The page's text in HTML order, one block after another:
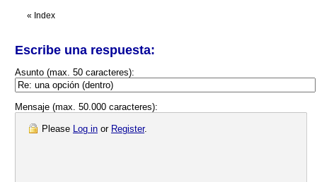
« Index
Escribe una respuesta:
Asunto (max. 50 caracteres):
Mensaje (max. 50.000 caracteres):
Please Log in or Register.